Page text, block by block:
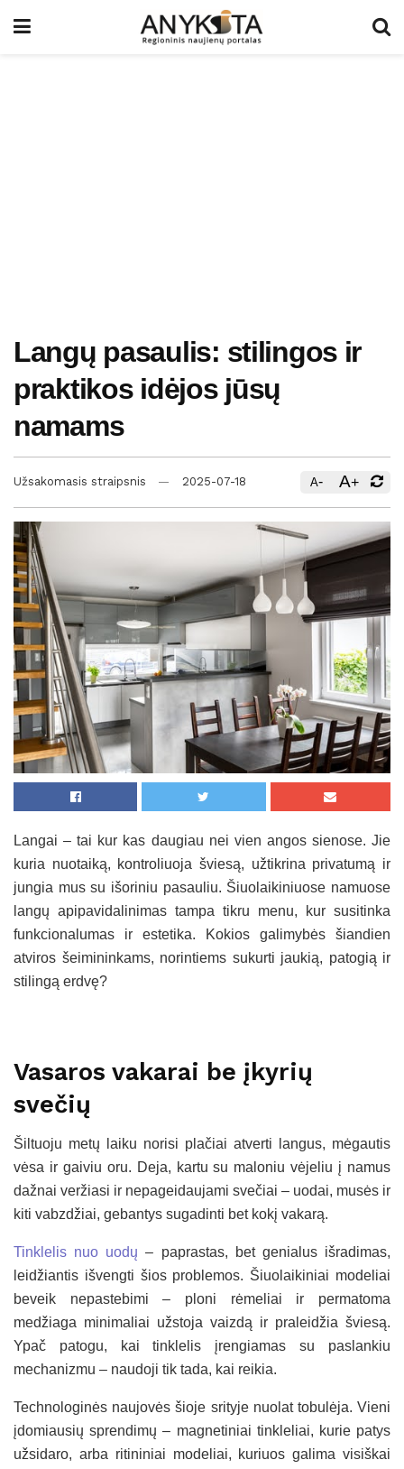
Langų pasaulis: stilingos ir
praktikos idėjos jūsų
namams
Užsakomasis straipsnis 2025-07-18 A- A+
Langai – tai kur kas daugiau nei vien angos sienose. Jie
kuria nuotaiką, kontroliuoja šviesą, užtikrina privatumą ir
jungia mus su išoriniu pasauliu. Šiuolaikiniuose namuose
langų apipavidalinimas tampa tikru menu, kur susitinka
funkcionalumas ir estetika. Kokios galimybės šiandien
atviros šeimininkams, norintiems sukurti jaukią, patogią ir
stilingą erdvę?
Vasaros vakarai be įkyrių
svečių
Šiltuoju metų laiku norisi plačiai atverti langus, mėgautis
vėsa ir gaiviu oru. Deja, kartu su maloniu vėjeliu į namus
dažnai veržiasi ir nepageidaujami svečiai – uodai, musės ir
kiti vabzdžiai, gebantys sugadinti bet kokį vakarą.
Tinklelis nuo uodų – paprastas, bet genialus išradimas,
leidžiantis išvengti šios problemos. Šiuolaikiniai modeliai
beveik nepastebimi – ploni rėmeliai ir permatoma
medžiaga minimaliai užstoja vaizdą ir praleidžia šviesą.
Ypač patogu, kai tinklelis įrengiamas su paslankiu
mechanizmu – naudoji tik tada, kai reikia.
Technologinės naujovės šioje srityje nuolat tobulėja. Vieni
įdomiausių sprendimų – magnetiniai tinkleliai, kurie patys
užsidaro, arba ritininiai modeliai, kuriuos galima visiškai